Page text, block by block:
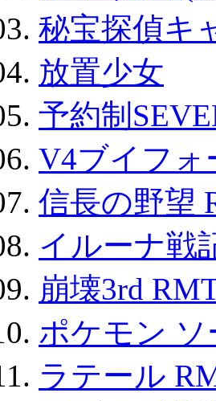
秘宝探偵キ
放置少女
予約制
V4ブイフォ
信長の野望
イルーナ戦
崩壊3rd
ポケモン
ラテール